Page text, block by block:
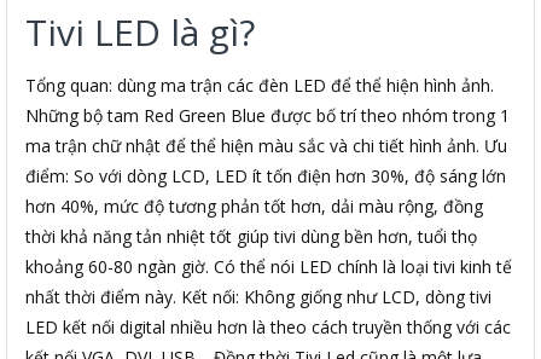
Tivi LED là gì?
Tổng quan: dùng ma trận các đèn LED để thể hiện hình ảnh.
Những bộ tam Red Green Blue được bố trí theo nhóm trong 1
ma trận chữ nhật để thể hiện màu sắc và chi tiết hình ảnh. Ưu
điểm: So với dòng LCD, LED ít tốn điện hơn 30%, độ sáng lớn
hơn 40%, mức độ tương phản tốt hơn, dải màu rộng, đồng
thời khả năng tản nhiệt tốt giúp tivi dùng bền hơn, tuổi thọ
khoảng 60-80 ngàn giờ. Có thể nói LED chính là loại tivi kinh tế
nhất thời điểm này. Kết nối: Không giống như LCD, dòng tivi
LED kết nối digital nhiều hơn là theo cách truyền thống với các